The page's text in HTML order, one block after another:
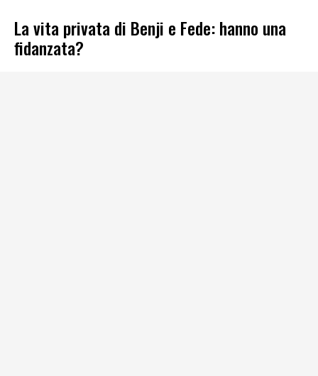
La vita privata di Benji e Fede: hanno una
fidanzata?